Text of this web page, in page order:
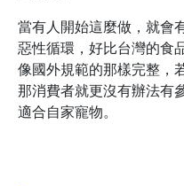
當有人開始這麼做，就會
惡性循環，好比台灣的食
像國外規範的那樣完整，
那消費者就更沒有辦法有
適合自家寵物。